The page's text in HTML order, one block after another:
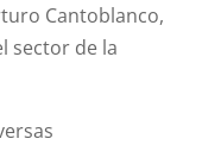
Cantoblanco,
sector de la